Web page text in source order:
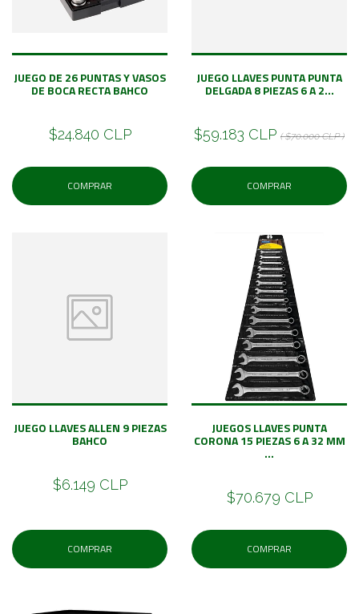
JUEGO DE 26 PUNTAS Y VASOS
DE BOCA RECTA BAHCO
$24.840 CLP
COMPRAR
JUEGO LLAVES PUNTA PUNTA
DELGADA 8 PIEZAS 6 A 2...
$59.183 CLP ( $70.000 CLP )
COMPRAR
JUEGO LLAVES ALLEN 9 PIEZAS
BAHCO
$6.149 CLP
COMPRAR
JUEGOS LLAVES PUNTA
CORONA 15 PIEZAS 6 A 32 MM
...
$70.679 CLP
COMPRAR